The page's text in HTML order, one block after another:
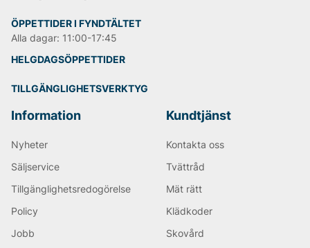
ÖPPETTIDER I FYNDTÄLTET
Alla dagar: 11:00-17:45
HELGDAGSÖPPETTIDER
TILLGÄNGLIGHETSVERKTYG
Information
Nyheter
Säljservice
Tillgänglighetsredogörelse
Policy
Jobb
Kundtjänst
Kontakta oss
Tvättråd
Mät rätt
Klädkoder
Skovård